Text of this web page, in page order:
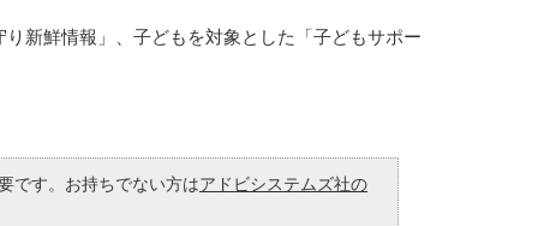
新鮮情報」、子どもを対象とした「子どもサポー
です。お持ちでない方はアドビシステムズ社の